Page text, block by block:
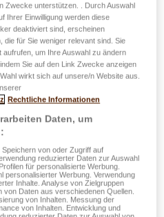
Zwecke unterstützen. . Durch Auswahl
Ihrer Einwilligung werden diese
deaktiviert sind, erscheinen
die für Sie weniger relevant sind. Sie
um Ihre Auswahl zu ändern
Sie auf den Link Zwecke anzeigen
wirkt sich auf unsere/n Website aus.
Rechtliche Informationen
Daten, um
von oder Zugriff auf
reduzierter Daten zur Auswahl
für personalisierte Werbung.
personalisierter Werbung. Verwendung
Inhalte. Analyse von Zielgruppen
von Daten aus verschiedenen Quellen.
von Inhalten. Messung der
von Inhalten. Entwicklung und